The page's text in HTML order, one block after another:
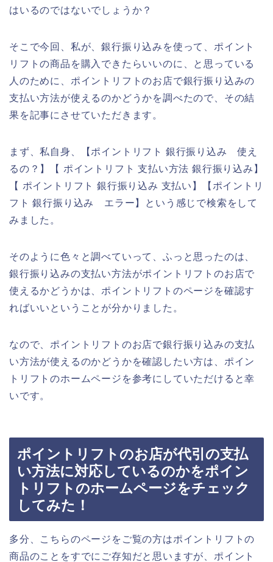
はいるのではないでしょうか？
そこで今回、私が、銀行振り込みを使って、ポイント
リフトの商品を購入できたらいいのに、と思っている
人のために、ポイントリフトのお店で銀行振り込みの
支払い方法が使えるのかどうかを調べたので、その結
果を記事にさせていただきます。
まず、私自身、【ポイントリフト 銀行振り込み 使え
るの？】【 ポイントリフト 支払い方法 銀行振り込み】
【 ポイントリフト 銀行振り込み 支払い】【ポイントリ
フト 銀行振り込み エラー】という感じで検索をして
みました。
そのように色々と調べていって、ふっと思ったのは、
銀行振り込みの支払い方法がポイントリフトのお店で
使えるかどうかは、ポイントリフトのページを確認す
ればいいということが分かりました。
なので、ポイントリフトのお店で銀行振り込みの支払
い方法が使えるのかどうかを確認したい方は、ポイン
トリフトのホームページを参考にしていただけると幸
いです。
ポイントリフトのお店が代引の支払
い方法に対応しているのかをポイン
トリフトのホームページをチェック
してみた！
多分、こちらのページをご覧の方はポイントリフトの
商品のことをすでにご存知だと思いますが、ポイント